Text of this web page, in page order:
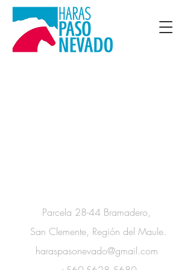
Parcela 28-44 Bramadero,
San Clemente, Región del Maule.
haraspasonevado@gmail.com